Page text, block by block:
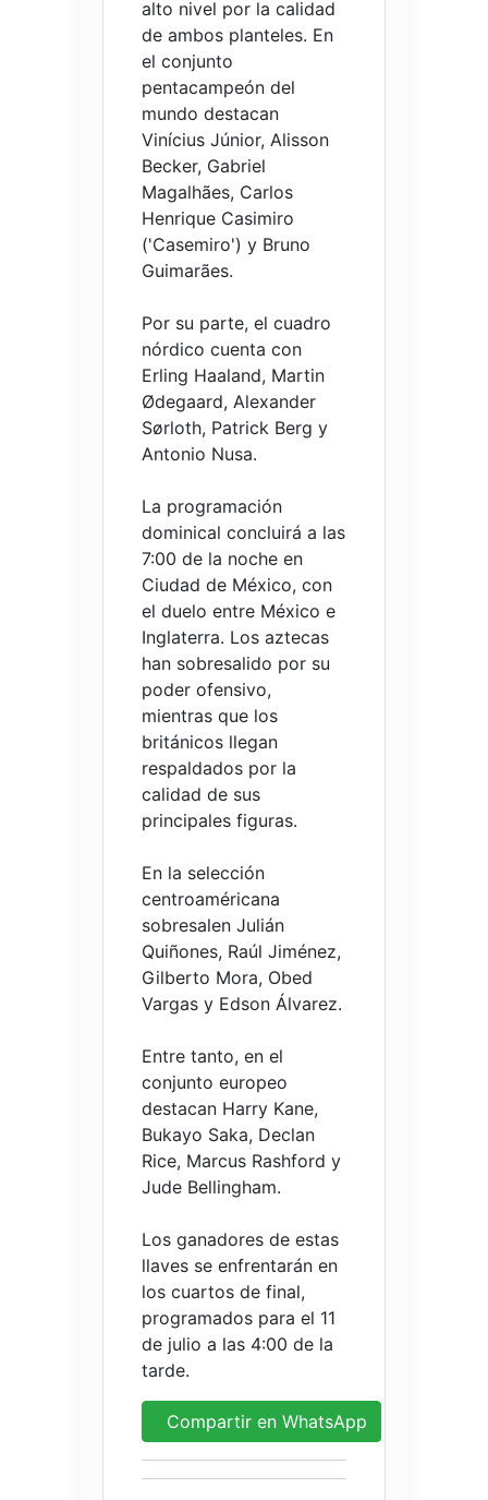
alto nivel por la calidad
de ambos planteles. En
el conjunto
pentacampeón del
mundo destacan
Vinícius Júnior, Alisson
Becker, Gabriel
Magalhães, Carlos
Henrique Casimiro
('Casemiro') y Bruno
Guimarães.
Por su parte, el cuadro
nórdico cuenta con
Erling Haaland, Martin
Ødegaard, Alexander
Sørloth, Patrick Berg y
Antonio Nusa.
La programación
dominical concluirá a las
7:00 de la noche en
Ciudad de México, con
el duelo entre México e
Inglaterra. Los aztecas
han sobresalido por su
poder ofensivo,
mientras que los
británicos llegan
respaldados por la
calidad de sus
principales figuras.
En la selección
centroaméricana
sobresalen Julián
Quiñones, Raúl Jiménez,
Gilberto Mora, Obed
Vargas y Edson Álvarez.
Entre tanto, en el
conjunto europeo
destacan Harry Kane,
Bukayo Saka, Declan
Rice, Marcus Rashford y
Jude Bellingham.
Los ganadores de estas
llaves se enfrentarán en
los cuartos de final,
programados para el 11
de julio a las 4:00 de la
tarde.
Compartir en WhatsApp